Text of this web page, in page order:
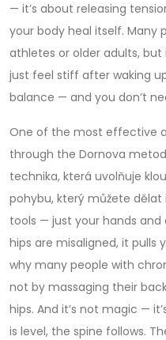
— it’s about releasing
your body heal itself. Many
athletes or older adults, but
just feel stiff after waking
balance — and you don’t
One of the most effective
through the Dornova
technika, která uvolňuje
pohybu, který můžete dělat
tools — just your hands and
hips are misaligned, it pulls
why many people with
not by massaging their
hips. And it’s not magic —
is level, the spine follows.